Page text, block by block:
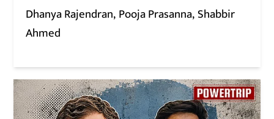
Dhanya Rajendran Pooja Prasanna Shabbir
Ahmed